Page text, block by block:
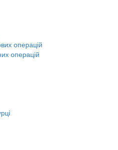
операцій
операцій